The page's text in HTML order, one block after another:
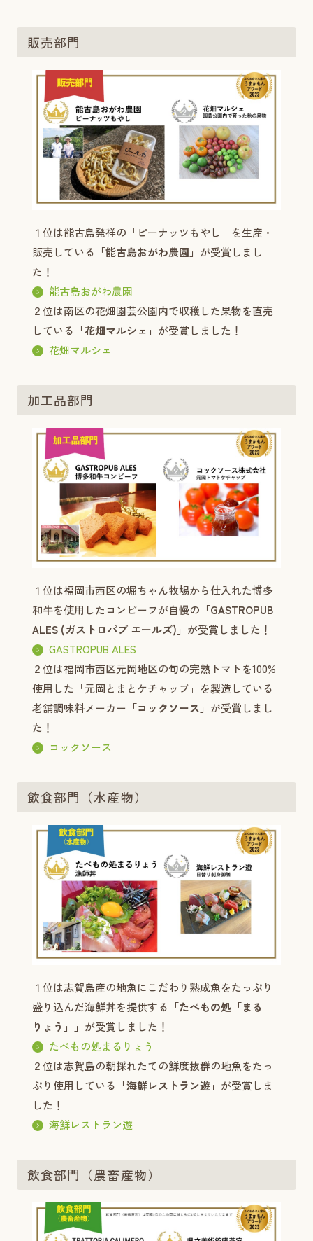
販売部門
１位は能古島発祥の「ピーナッツもやし」を生産・
販売している 「能古島おがわ農園」 が受賞しまし
た！
能古島おがわ農園
２位は南区の花畑園芸公園内で収穫した果物を直売
している 「花畑マルシェ」 が受賞しました！
花畑マルシェ
加工品部門
１位は福岡市西区の堀ちゃん牧場から仕入れた博多
和牛を使用したコンビーフが自慢の 「GASTROPUB
ALES (ガストロパブ エールズ)」 が受賞しました！
GASTROPUB ALES
２位は福岡市西区元岡地区の旬の完熟トマトを100%
使用した「元岡とまとケチャップ」を製造している
老舗調味料メーカー 「コックソース」 が受賞しまし
た！
コックソース
飲食部門（水産物）
１位は志賀島産の地魚にこだわり熟成魚をたっぷり
盛り込んだ海鮮丼を提供する 「たべもの処「まる
りょう」」 が受賞しました！
たべもの処まるりょう
２位は志賀島の朝採れたての鮮度抜群の地魚をたっ
ぷり使用している 「海鮮レストラン遊」 が受賞しま
した！
海鮮レストラン遊
飲食部門（農畜産物）